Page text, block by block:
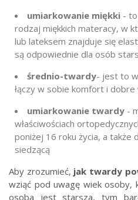
umiarkowanie miękki -
rodzaj miękkich materacy, w
lub lateksem znajduje się
są odpowiednie dla osób
średnio-twardy- jest to
łączy w sobie komfort i
umiarkowanie twardy -
właściwościach
poniżej 16 roku życia, a także
siedzącą
Aby zrozumieć, jak twardy
wziąć pod uwagę wiek osoby,
osoba jest starsza, tym